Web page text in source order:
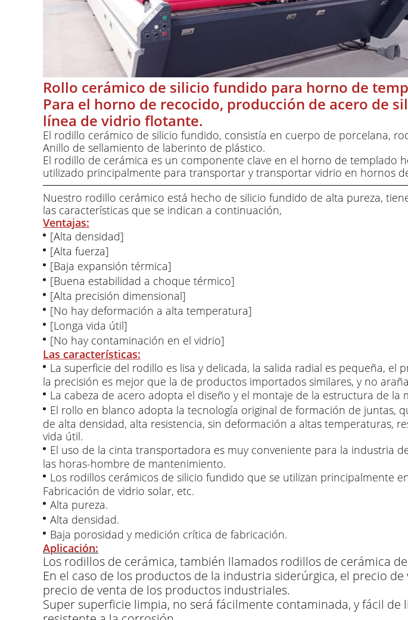
Rollo cerámico de silicio fundido para horno de
Para el horno de recocido, producción de acero de
línea de vidrio flotante.
El rodillo cerámico de silicio fundido, consistía en cuerpo de porcelana,
Anillo de sellamiento de laberinto de plástico.
El rodillo de cerámica es un componente clave en el horno de templado
utilizado principalmente para transportar y transportar vidrio en hornos
Nuestro rodillo cerámico está hecho de silicio fundido de alta pureza,
las características que se indican a continuación,
Ventajas:
[Alta densidad]
[Alta fuerza]
[Baja expansión térmica]
[Buena estabilidad a choque térmico]
[Alta precisión dimensional]
[No hay deformación a alta temperatura]
[Longa vida útil]
[No hay contaminación en el vidrio]
Las características:
La superficie del rodillo es lisa y delicada, la salida radial es pequeña, el
la precisión es mejor que la de productos importados similares, y no
La cabeza de acero adopta el diseño y el montaje de la estructura de la
El rollo en blanco adopta la tecnología original de formación de juntas,
de alta densidad, alta resistencia, sin deformación a altas temperaturas,
vida útil.
El uso de la cinta transportadora es muy conveniente para la industria
las horas-hombre de mantenimiento.
Los rodillos cerámicos de silicio fundido que se utilizan principalmente
Fabricación de vidrio solar, etc.
Alta pureza.
Alta densidad.
Baja porosidad y medición crítica de fabricación.
Aplicación:
Los rodillos de cerámica, también llamados rodillos de cerámica
En el caso de los productos de la industria siderúrgica, el precio
precio de venta de los productos industriales.
Super superficie limpia, no será fácilmente contaminada, y fácil de